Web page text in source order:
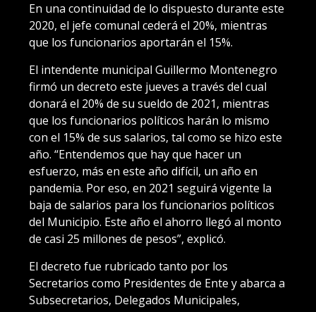
En una continuidad de lo dispuesto durante este
2020, el jefe comunal cederá el 20%, mientras
que los funcionarios aportarán el 15%.
El intendente municipal Guillermo Montenegro
firmó un decreto este jueves a través del cual
donará el 20% de su sueldo de 2021, mientras
que los funcionarios políticos harán lo mismo
con el 15% de sus salarios, tal como se hizo este
año. “Entendemos que hay que hacer un
esfuerzo, más en este año difícil, un año en
pandemia. Por eso, en 2021 seguirá vigente la
baja de salarios para los funcionarios políticos
del Municipio. Este año el ahorro llegó al monto
de casi 25 millones de pesos”, explicó.
El decreto fue rubricado tanto por los
Secretarios como Presidentes de Ente y abarca a
Subsecretarios, Delegados Municipales,